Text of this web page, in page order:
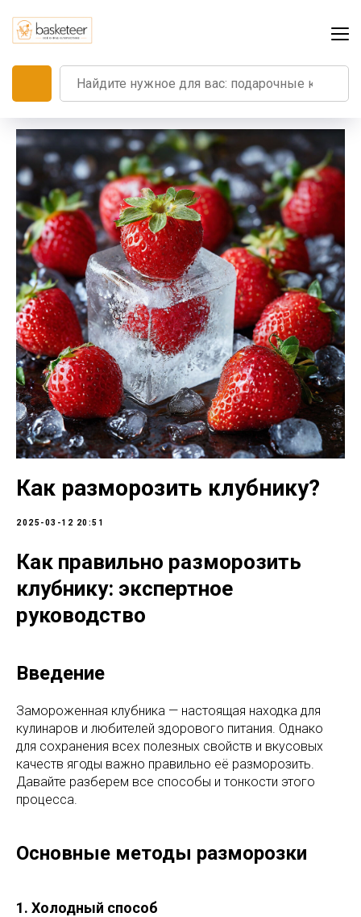
Как разморозить клубнику?
2025-03-12 20:51
Как правильно разморозить
клубнику: экспертное
руководство
Введение
Замороженная клубника — настоящая находка для
кулинаров и любителей здорового питания. Однако
для сохранения всех полезных свойств и вкусовых
качеств ягоды важно правильно её разморозить.
Давайте разберем все способы и тонкости этого
процесса.
Основные методы разморозки
1. Холодный способ